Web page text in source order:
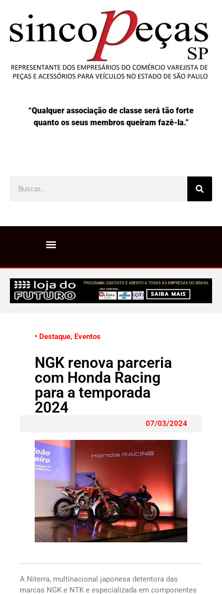
“Qualquer associação de classe será tão forte
quanto os seus membros queiram fazê-la.”
• Destaque, Eventos
NGK renova parceria
com Honda Racing
para a temporada
2024
07/03/2024
A Niterra, multinacional japonesa detentora das
marcas NGK e NTK e especializada em componentes